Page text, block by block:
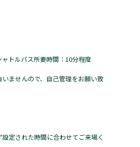
トルバス所要時間：10分程度
ませんので、自己管理をお願い致
定された時間に合わせてご来場く